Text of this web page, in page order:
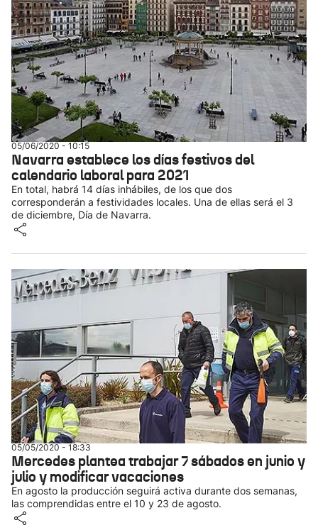
05/06/2020 - 10:15
Navarra establece los días festivos del
calendario laboral para 2021
En total, habrá 14 días inhábiles, de los que dos
corresponderán a festividades locales. Una de ellas será el 3
de diciembre, Día de Navarra.
05/05/2020 - 18:33
Mercedes plantea trabajar 7 sábados en junio y
julio y modificar vacaciones
En agosto la producción seguirá activa durante dos semanas,
las comprendidas entre el 10 y 23 de agosto.